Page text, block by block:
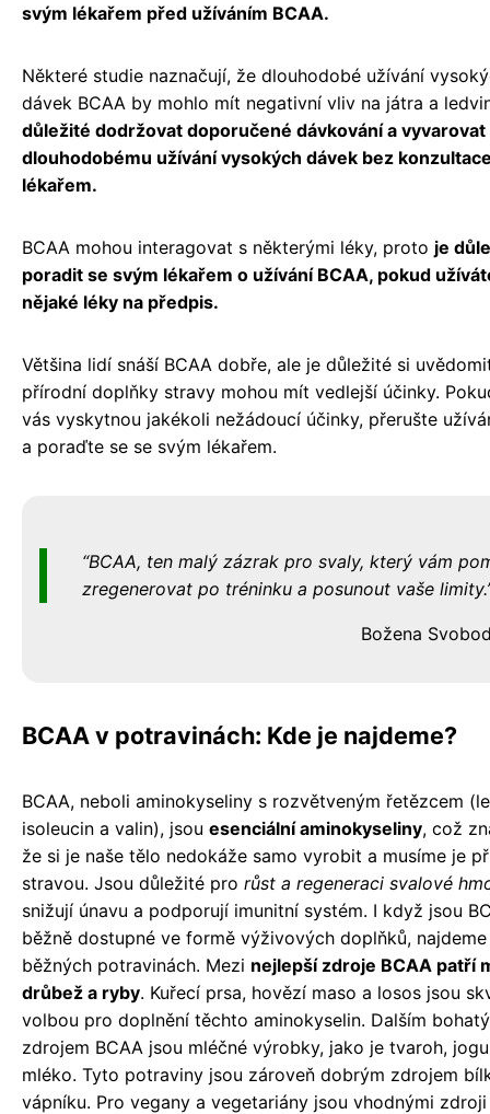
svým lékařem před užíváním BCAA.
Některé studie naznačují, že dlouhodobé užívání
dávek BCAA by mohlo mít negativní vliv na játra a
důležité dodržovat doporučené dávkování a vyvarovat
dlouhodobému užívání vysokých dávek bez
lékařem.
BCAA mohou interagovat s některými léky, proto je
poradit se svým lékařem o užívání BCAA, pokud
nějaké léky na předpis.
Většina lidí snáší BCAA dobře, ale je důležité si
přírodní doplňky stravy mohou mít vedlejší účinky.
vás vyskytnou jakékoli nežádoucí účinky, přerušte
a poraďte se se svým lékařem.
BCAA, ten malý zázrak pro svaly, který vám
zregenerovat po tréninku a posunout vaše limity.
Božena
BCAA v potravinách: Kde je najdeme?
BCAA, neboli aminokyseliny s rozvětveným řetězcem
isoleucin a valin), jsou esenciální aminokyseliny, což
že si je naše tělo nedokáže samo vyrobit a musíme je
stravou. Jsou důležité pro růst a regeneraci svalové
snižují únavu a podporují imunitní systém. I když jsou
běžně dostupné ve formě výživových doplňků,
běžných potravinách. Mezi nejlepší zdroje BCAA patří
drůbež a ryby. Kuřecí prsa, hovězí maso a losos jsou
volbou pro doplnění těchto aminokyselin. Dalším
zdrojem BCAA jsou mléčné výrobky, jako je tvaroh,
mléko. Tyto potraviny jsou zároveň dobrým zdrojem
vápníku. Pro vegany a vegetariány jsou vhodnými zdroji